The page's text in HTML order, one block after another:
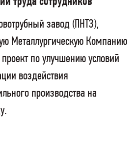
завод (ПНТЗ),
Металлургическую Компанию
по улучшению условий
воздействия
производства на